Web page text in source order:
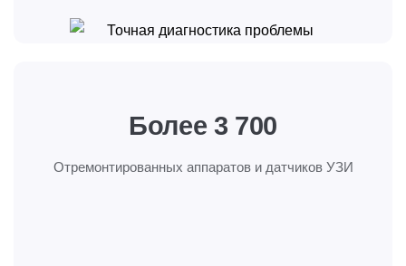
Более 3 700
Отремонтированных аппаратов и датчиков УЗИ